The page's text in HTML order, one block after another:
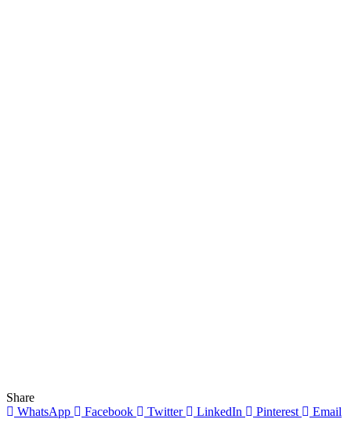
Share
WhatsApp
Facebook Twitter LinkedIn Pinterest
Email